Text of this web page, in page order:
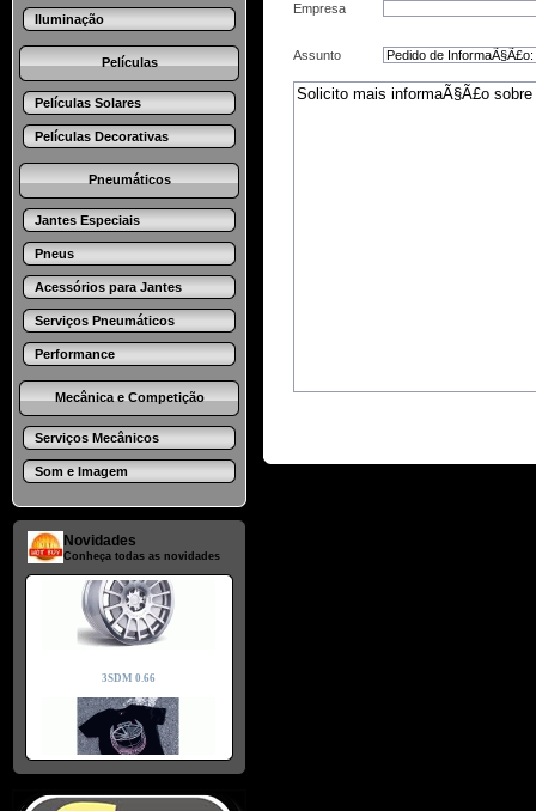
Iluminação
Películas
Películas Solares
Películas Decorativas
Pneumáticos
Jantes Especiais
Pneus
Acessórios para Jantes
Serviços Pneumáticos
Performance
Mecânica e Competição
Serviços Mecânicos
Som e Imagem
Novidades
Conheça todas as novidades
Empresa
Assunto